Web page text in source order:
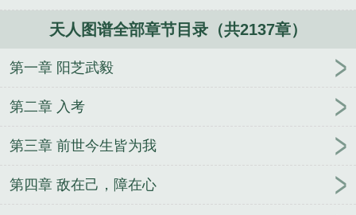
天人图谱全部章节目录（共2137章）
第一章 阳芝武毅
第二章 入考
第三章 前世今生皆为我
第四章 敌在己，障在心